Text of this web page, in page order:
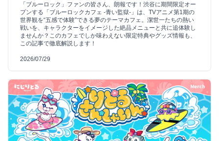
「ブルーロック」ファンの皆さん、朗報です！渋谷に期間限定オー
プンする「ブルーロックカフェ -青い監獄-」は、TVアニメ第1期の
世界観を“五感で体験”できる夢のテーマカフェ。潔世一たちの熱い
戦いを、キャラクターをイメージした絶品メニューと共に追体験し
ませんか？このカフェでしか味わえない限定特典やグッズ情報も、
この記事で徹底解説します！
2026/07/29